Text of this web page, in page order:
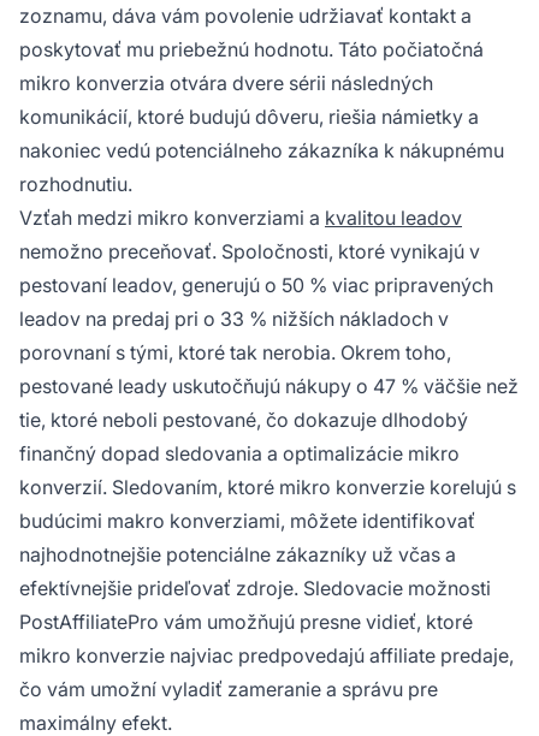
zoznamu, dáva vám povolenie udržiavať kontakt a
poskytovať mu priebežnú hodnotu. Táto počiatočná
mikro konverzia otvára dvere sérii následných
komunikácií, ktoré budujú dôveru, riešia námietky a
nakoniec vedú potenciálneho zákazníka k nákupnému
rozhodnutiu.
Vzťah medzi mikro konverziami a kvalitou leadov
nemožno preceňovať. Spoločnosti, ktoré vynikajú v
pestovaní leadov, generujú o 50 % viac pripravených
leadov na predaj pri o 33 % nižších nákladoch v
porovnaní s tými, ktoré tak nerobia. Okrem toho,
pestované leady uskutočňujú nákupy o 47 % väčšie než
tie, ktoré neboli pestované, čo dokazuje dlhodobý
finančný dopad sledovania a optimalizácie mikro
konverzií. Sledovaním, ktoré mikro konverzie korelujú s
budúcimi makro konverziami, môžete identifikovať
najhodnotnejšie potenciálne zákazníky už včas a
efektívnejšie prideľovať zdroje. Sledovacie možnosti
PostAffiliatePro vám umožňujú presne vidieť, ktoré
mikro konverzie najviac predpovedajú affiliate predaje,
čo vám umožní vyladiť zameranie a správu pre
maximálny efekt.